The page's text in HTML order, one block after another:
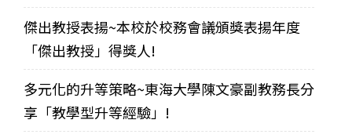
傑出教授表揚~本校於校務會議頒獎表揚年度
「傑出教授」得獎人!
多元化的升等策略~東海大學陳文豪副教務長分
享「教學型升等經驗」!